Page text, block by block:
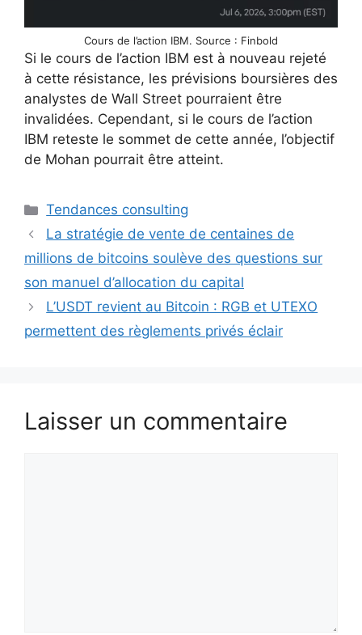
Cours de l’action IBM. Source : Finbold
Si le cours de l’action IBM est à nouveau rejeté
à cette résistance, les prévisions boursières des
analystes de Wall Street pourraient être
invalidées. Cependant, si le cours de l’action
IBM reteste le sommet de cette année, l’objectif
de Mohan pourrait être atteint.
Catégories
Tendances consulting
La stratégie de vente de centaines de
millions de bitcoins soulève des questions sur
son manuel d’allocation du capital
L’USDT revient au Bitcoin : RGB et UTEXO
permettent des règlements privés éclair
Laisser un commentaire